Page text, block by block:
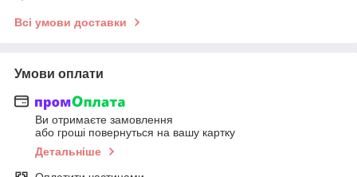
Всі умови доставки
Умови оплати
Ви отримаєте замовлення
або гроші повернуться на вашу картку
Детальніше